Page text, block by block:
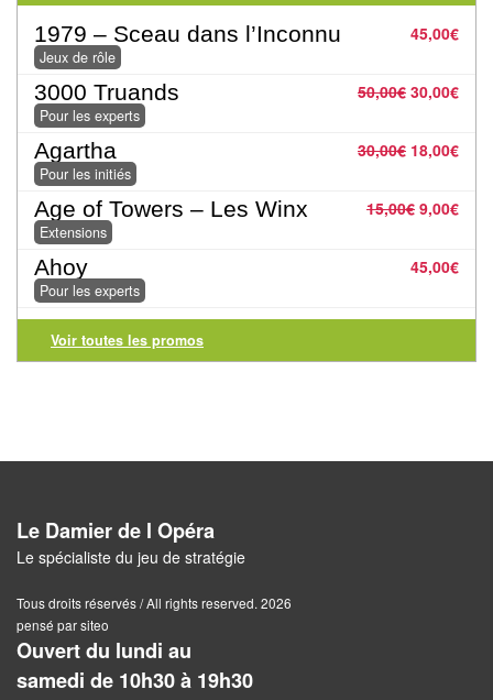
Poker
Casino
Poker
Casino
Jeux
du
Monde
Awalé
Mah-
Jong
Shogi
Xiang
Qi
45,00€
1979 – Sceau dans l’Inconnu
Jeux de rôle
50,00€ 30,00€
3000 Truands
Pour les experts
30,00€ 18,00€
Agartha
Pour les initiés
15,00€ 9,00€
Age of Towers – Les Winx
Extensions
45,00€
Ahoy
Pour les experts
Voir toutes les promos
Le Damier de l Opéra
Le spécialiste du jeu de stratégie
Tous droits réservés / All rights reserved. 2026
pensé par siteo
Ouvert du lundi au
samedi de 10h30 à 19h30